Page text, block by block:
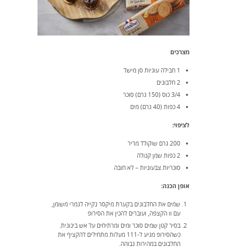
מצרכים
1 חבילה עוגיות סן מישל
2 חלבונים
3/4 כוס (150 גרם) סוכר
4 כפות (40 גרם) מים
לציפוי:
200 גרם שוקולד מריר
2 כפות שמן קנולה
סוכריות צבעוניות – לא חובה
אופן הכנה:
שמים את החלבונים בקערת מיקסר נקייה לגמרי משומן,
עם וו הקצפה, ועוברים להכין את הסירופ
בסיר קטן שמים סוכר ומים ומרתיחים על אש בינונית.
כשהסירופ מגיע ל-111 מעלות מתחילים להקציף את
החלבונים במהירות גבוהה.